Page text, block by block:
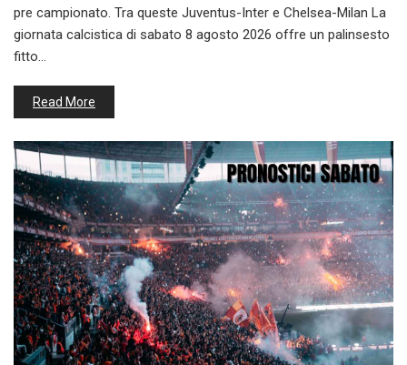
pre campionato. Tra queste Juventus-Inter e Chelsea-Milan La
giornata calcistica di sabato 8 agosto 2026 offre un palinsesto
fitto…
Read More